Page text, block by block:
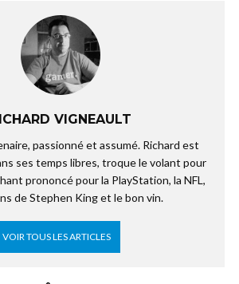
VIGNEAULT
passionné et assumé. Richard est
ses temps libres, troque le volant pour
prononcé pour la PlayStation, la NFL,
de Stephen King et le bon vin.
VOIR TOUS LES ARTICLES